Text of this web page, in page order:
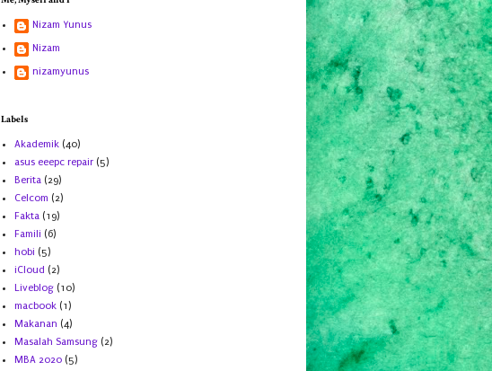
Nizam Yunus
Nizam
nizamyunus
Labels
Akademik (40)
asus eeepc repair (5)
Berita (29)
Celcom (2)
Fakta (19)
Famili (6)
hobi (5)
iCloud (2)
Liveblog (10)
macbook (1)
Makanan (4)
Masalah Samsung (2)
MBA 2020 (5)